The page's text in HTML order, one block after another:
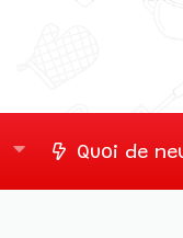
Quoi de